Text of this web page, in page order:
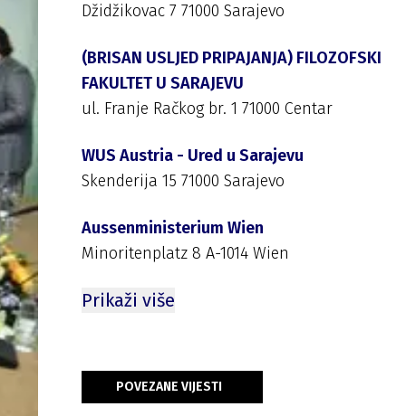
Džidžikovac 7 71000 Sarajevo
(BRISAN USLJED PRIPAJANJA) FILOZOFSKI
FAKULTET U SARAJEVU
ul. Franje Račkog br. 1 71000 Centar
WUS Austria - Ured u Sarajevu
Skenderija 15 71000 Sarajevo
Aussenministerium Wien
Minoritenplatz 8 A-1014 Wien
Prikaži više
POVEZANE VIJESTI